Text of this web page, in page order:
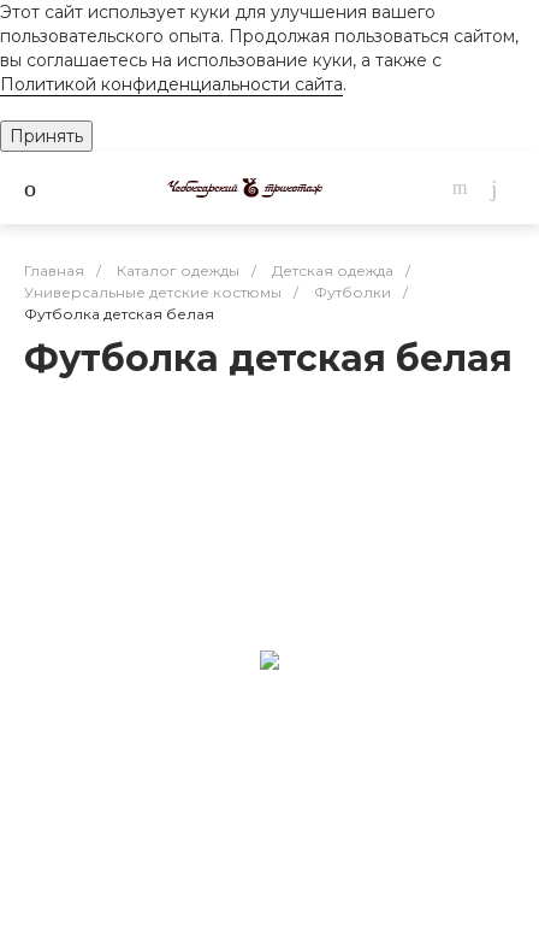
Этот сайт использует куки для улучшения вашего
пользовательского опыта. Продолжая пользоваться сайтом,
вы соглашаетесь на использование куки, а также с
Политикой конфиденциальности сайта.
Принять
Главная / Каталог одежды / Детская одежда
/
Универсальные детские костюмы
/ Футболки
/
Футболка детская белая
Футболка детская белая